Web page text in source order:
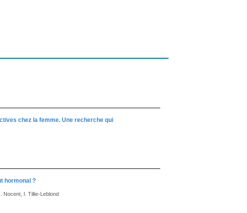
chez la femme. Une recherche qui
hormonal ?
Nocent, I. Tillie-Leblond